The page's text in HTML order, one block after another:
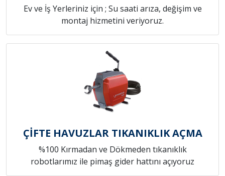
Ev ve İş Yerleriniz için ; Su saati arıza, değişim ve
montaj hizmetini veriyoruz.
ÇİFTE HAVUZLAR TIKANIKLIK AÇMA
%100 Kırmadan ve Dökmeden tıkanıklık
robotlarımız ile pimaş gider hattını açıyoruz